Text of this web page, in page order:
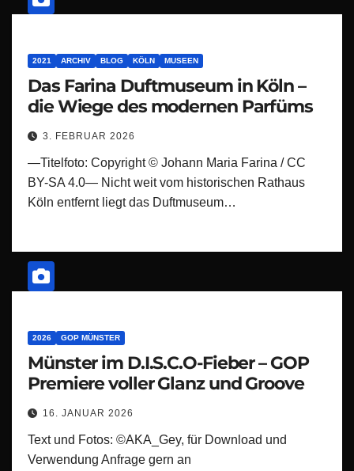
2021 ARCHIV BLOG KÖLN MUSEEN
Das Farina Duftmuseum in Köln –
die Wiege des modernen Parfüms
3. FEBRUAR 2026
—Titelfoto: Copyright © Johann Maria Farina / CC
BY-SA 4.0— Nicht weit vom historischen Rathaus
Köln entfernt liegt das Duftmuseum…
2026 GOP MÜNSTER
Münster im D.I.S.C.O-Fieber – GOP
Premiere voller Glanz und Groove
16. JANUAR 2026
Text und Fotos: ©AKA_Gey, für Download und
Verwendung Anfrage gern an